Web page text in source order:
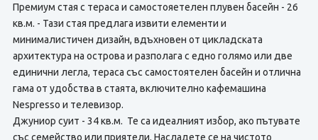
Премиум стая с тераса и самостояетелен плувен басейн - 26
кв.м. - Тази стая предлага извити елементи и
минималистичен дизайн, вдъхновен от цикладската
архитектура на острова и разполага с едно голямо или две
единични легла, тераса със самостоятелен басейн и отлична
гама от удобства в стаята, включително кафемашина
Nespresso и телевизор.
Джуниор суит - 34 кв.м. Те са идеалният избор, ако пътувате
със семейство или приятели. Насладете се на чистото